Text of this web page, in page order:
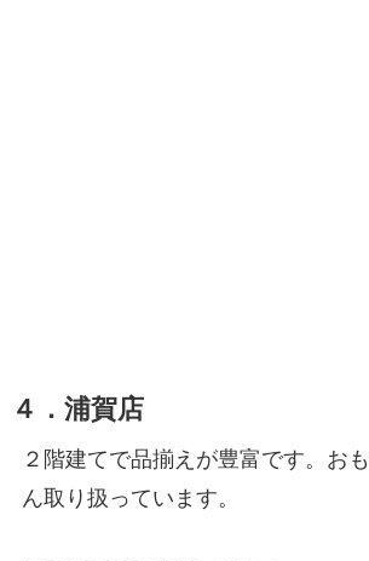
４．浦賀店
２階建てで品揃えが豊富です。お
ん取り扱っています。